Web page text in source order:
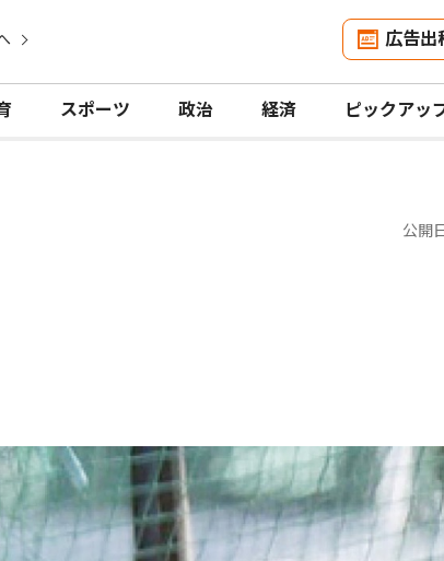
広告出
スポーツ 政治 経済 ピックアッ
公開